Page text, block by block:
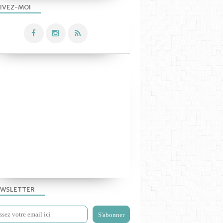
MOI